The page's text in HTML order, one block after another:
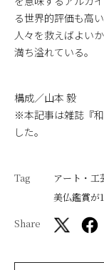
る世界的評価も高
人々を救えばよい
満ち溢れている。
構成／山本 毅
※本記事は雑誌『
した。
Tag アート・工
美仏鑑賞が
Share